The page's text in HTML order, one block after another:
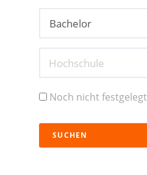
Hochschule
Noch nicht festgelegt
SUCHEN